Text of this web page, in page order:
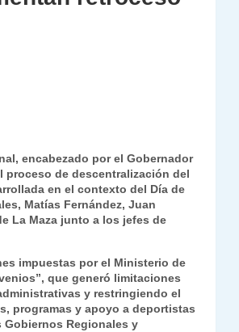
encabezado por el Gobernador
proceso de descentralización del
en el contexto del Día de
Matías Fernández, Juan
La Maza junto a los jefes de
impuestas por el Ministerio de
que generó limitaciones
y restringiendo el
programas y apoyo a deportistas
Regionales y